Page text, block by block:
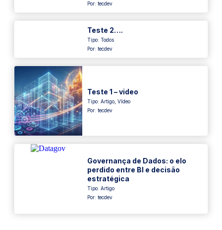
Por: tecdev
Teste 2….
Tipo: Todos
Por: tecdev
Teste 1 – video
Tipo: Artigo, Vídeo
Por: tecdev
Governança de Dados: o elo
perdido entre BI e decisão
estratégica
Tipo: Artigo
Por: tecdev